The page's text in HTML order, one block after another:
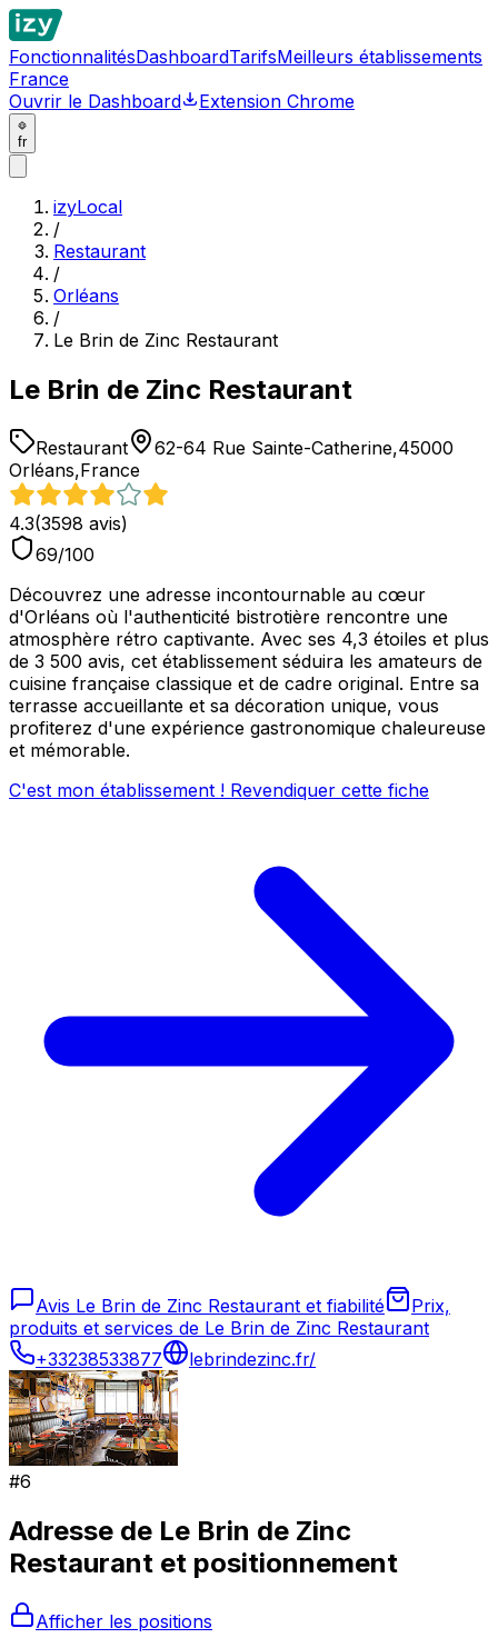
FonctionnalitésDashboardTarifsMeilleurs établissements
France
Ouvrir le Dashboard
Extension Chrome
fr
izyLocal
/
Restaurant
/
Orléans
/
Le Brin de Zinc Restaurant
Le Brin de Zinc Restaurant
Restaurant
62-64 Rue Sainte-Catherine,45000
Orléans,France
4.3(3598 avis)
69/100
Découvrez une adresse incontournable au cœur
d'Orléans où l'authenticité bistrotière rencontre une
atmosphère rétro captivante. Avec ses 4,3 étoiles et plus
de 3 500 avis, cet établissement séduira les amateurs de
cuisine française classique et de cadre original. Entre sa
terrasse accueillante et sa décoration unique, vous
profiterez d'une expérience gastronomique chaleureuse
et mémorable.
C'est mon établissement ! Revendiquer cette fiche
Avis Le Brin de Zinc Restaurant et fiabilité
Prix,
produits et services de Le Brin de Zinc Restaurant
+33238533877
lebrindezinc.fr/
#6
Adresse de Le Brin de Zinc
Restaurant et positionnement
Afficher les positions